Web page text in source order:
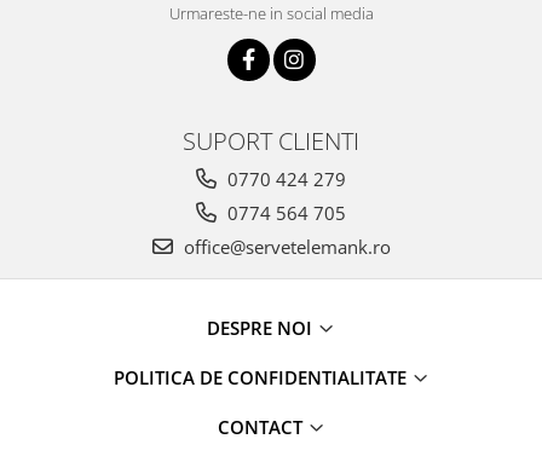
Urmareste-ne in social media
SUPORT CLIENTI
0770 424 279
0774 564 705
office@servetelemank.ro
DESPRE NOI
POLITICA DE CONFIDENTIALITATE
CONTACT